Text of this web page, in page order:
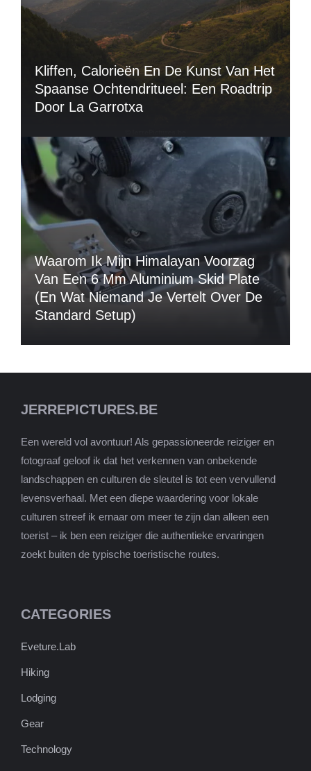
Kliffen, Calorieën En De Kunst Van Het
Spaanse Ochtendritueel: Een Roadtrip
Door La Garrotxa
Waarom Ik Mijn Himalayan Voorzag
Van Een 6 Mm Aluminium Skid Plate
(en Wat Niemand Je Vertelt Over De
Standard Setup)
JERREPICTURES.BE
Een wereld vol avontuur! Als gepassioneerde reiziger en
fotograaf geloof ik dat het verkennen van onbekende
landschappen en culturen de sleutel is tot een vervullend
levensverhaal. Met een diepe waardering voor lokale
culturen streef ik ernaar om meer te zijn dan alleen een
toerist – ik ben een reiziger die authentieke ervaringen
zoekt buiten de typische toeristische routes.
CATEGORIES
Eveture.Lab
Hiking
Lodging
Gear
Technology